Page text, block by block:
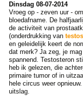
Dinsdag 08-07-2014
Vroeg op - zeven uur -
bloedafname. De
de activiteit van
(onderdrukking van
en geleidelijk keert de
dat merk? Ja zeg, je
spannend. Testosteron
heb ik gelezen, die
primaire tumor of in
hele circus weer
uitslag.